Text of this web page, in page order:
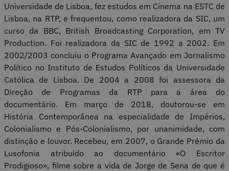
Universidade de Lisboa, fez estudos em Cinema na ESTC de
Lisboa, na RTP, e frequentou, como realizadora da SIC, um
curso da BBC, British Broadcasting Corporation, em TV
Production. Foi realizadora da SIC de 1992 a 2002. Em
2002/2003 concluiu o Programa Avançado em Jornalismo
Político no Instituto de Estudos Políticos da Universidade
Católica de Lisboa. De 2004 a 2008 foi assessora da
Direção de Programas da RTP para a área do
documentário. Em março de 2018, doutorou-se em
História Contemporânea na especialidade de Impérios,
Colonialismo e Pós-Colonialismo, por unanimidade, com
distinção e louvor. Recebeu, em 2007, o Grande Prémio da
Lusofonia atribuído ao documentário «O Escritor
Prodigioso», filme sobre a vida de Jorge de Sena de que é